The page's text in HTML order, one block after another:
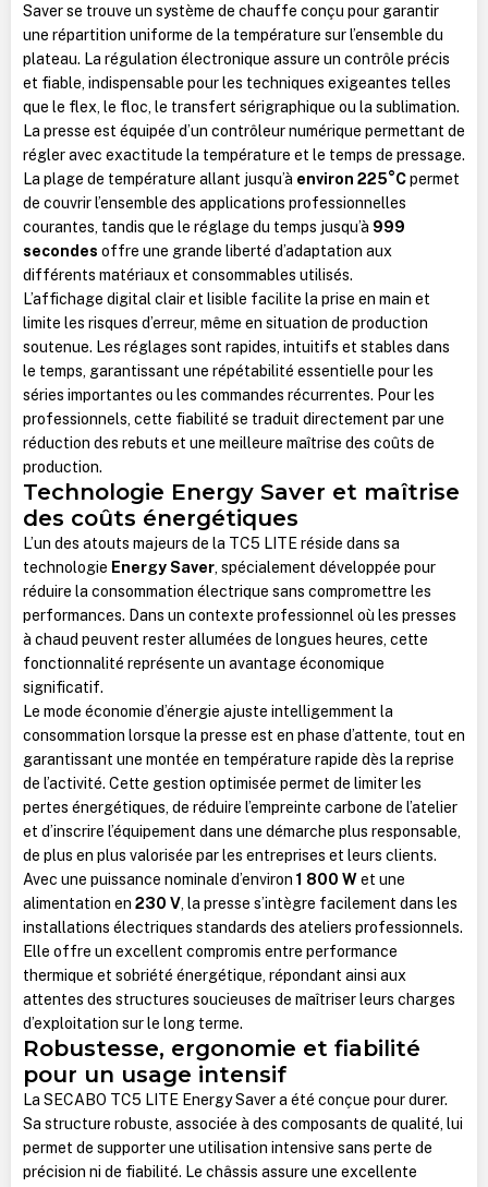
Saver se trouve un système de chauffe conçu pour garantir
une répartition uniforme de la température sur l’ensemble du
plateau. La régulation électronique assure un contrôle précis
et fiable, indispensable pour les techniques exigeantes telles
que le flex, le floc, le transfert sérigraphique ou la sublimation.
La presse est équipée d’un contrôleur numérique permettant de
régler avec exactitude la température et le temps de pressage.
La plage de température allant jusqu’à environ 225°Cpermet
de couvrir l’ensemble des applications professionnelles
courantes, tandis que le réglage du temps jusqu’à 999
secondes offre une grande liberté d’adaptation aux
différents matériaux et consommables utilisés.
L’affichage digital clair et lisible facilite la prise en main et
limite les risques d’erreur, même en situation de production
soutenue. Les réglages sont rapides, intuitifs et stables dans
le temps, garantissant une répétabilité essentielle pour les
séries importantes ou les commandes récurrentes. Pour les
professionnels, cette fiabilité se traduit directement par une
réduction des rebuts et une meilleure maîtrise des coûts de
production.
Technologie Energy Saver et maîtrise
des coûts énergétiques
L’un des atouts majeurs de la TC5 LITE réside dans sa
technologie Energy Saver, spécialement développée pour
réduire la consommation électrique sans compromettre les
performances. Dans un contexte professionnel où les presses
à chaud peuvent rester allumées de longues heures, cette
fonctionnalité représente un avantage économique
significatif.
Le mode économie d’énergie ajuste intelligemment la
consommation lorsque la presse est en phase d’attente, tout en
garantissant une montée en température rapide dès la reprise
de l’activité. Cette gestion optimisée permet de limiter les
pertes énergétiques, de réduire l’empreinte carbone de l’atelier
et d’inscrire l’équipement dans une démarche plus responsable,
de plus en plus valorisée par les entreprises et leurs clients.
Avec une puissance nominale d’environ 1 800 Wet une
alimentation en 230 V, la presse s’intègre facilement dans les
installations électriques standards des ateliers professionnels.
Elle offre un excellent compromis entre performance
thermique et sobriété énergétique, répondant ainsi aux
attentes des structures soucieuses de maîtriser leurs charges
d’exploitation sur le long terme.
Robustesse, ergonomie et fiabilité
pour un usage intensif
La SECABO TC5 LITE Energy Saver a été conçue pour durer.
Sa structure robuste, associée à des composants de qualité, lui
permet de supporter une utilisation intensive sans perte de
précision ni de fiabilité. Le châssis assure une excellente